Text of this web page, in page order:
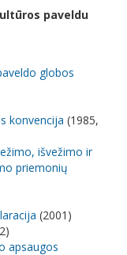
paveldu
globos
konvencija (1985,
išvežimo ir
priemonių
(2001)
apsaugos